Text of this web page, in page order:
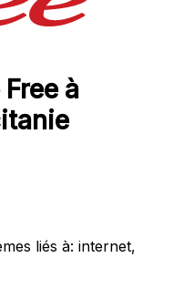
à
liés à: internet,